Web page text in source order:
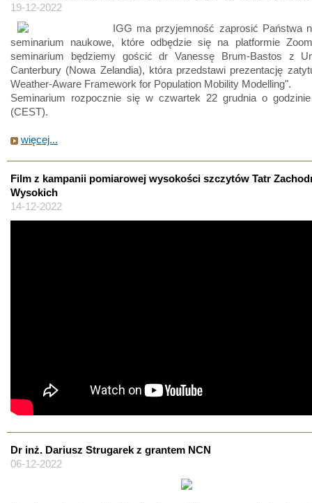
19-12-2022
IGG ma przyjemność zaprosić Państwa
seminarium naukowe, które odbędzie się na platformie
seminarium będziemy gościć dr Vanessę Brum-Bastos z
Canterbury (Nowa Zelandia), która przedstawi prezentację
Weather-Aware Framework for Population Mobility Modelling".
Seminarium rozpocznie się w czwartek 22 grudnia o
(CEST).
więcej...
Film z kampanii pomiarowej wysokości szczytów Tatr
Wysokich
14-12-2022
Dr inż. Dariusz Strugarek z grantem NCN
06-12-2022